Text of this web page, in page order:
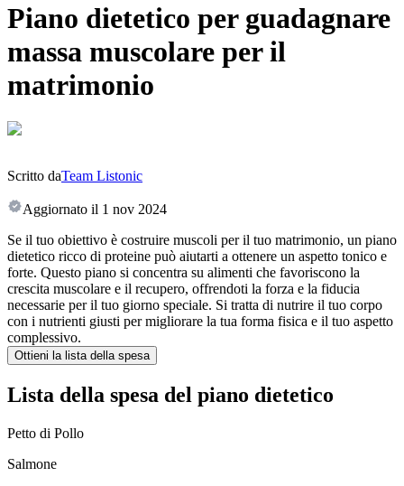
Piano dietetico per guadagnare
massa muscolare per il
matrimonio
Scritto daTeam Listonic
Aggiornato il 1 nov 2024
Se il tuo obiettivo è costruire muscoli per il tuo matrimonio, un piano
dietetico ricco di proteine può aiutarti a ottenere un aspetto tonico e
forte. Questo piano si concentra su alimenti che favoriscono la
crescita muscolare e il recupero, offrendoti la forza e la fiducia
necessarie per il tuo giorno speciale. Si tratta di nutrire il tuo corpo
con i nutrienti giusti per migliorare la tua forma fisica e il tuo aspetto
complessivo.
Ottieni la lista della spesa
Lista della spesa del piano dietetico
Petto di Pollo
Salmone